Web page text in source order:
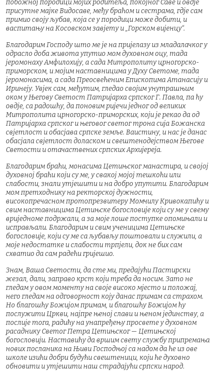
побожној породици мојих родитеља, покојног Саве и овдје
присутне мајке Видосаве, међу браћом и сестрама, гдје сам
примио своју љубав, која се у породици може добити, и
васпитању на Косовском завјету и „Горском вијенцу“.
Благодарим Господу што ме је на пријелазу из младалачког у
одрасло доба живота упутио мом духовном оцу, тада
јеромонаху Амфилохију, а сада Митрополиту црногорско-
приморском, и мојим наставницима у Духу Светоме, тада
јеромонасима, а сада Преосвећеним Епископима Атанасију и
Иринеју. Увјек сам, међутим, гледао својим унутрашњим
оком у Његову Светост Патријарха српског Г. Павла, па ћу
овдје, са радошћу, да поновим ријечи једног од великих
Митрополита црногорско-приморских, који је рекао да од
Патријарха српског и његовог светог трона сија Божанска
свјетлост и обасјава српске земље. Ваистину, и нас је данас
обасјала свјетлост доласком и свештенодејством Његове
Светости и отачаствених српских Архијереја.
Благодарим браћи, монасима Цетињског манастира, и својој
духовној браћи који су ме, у свакој мојој тешкоћи или
слабости, знали утјешити и на добро упутити. Благодарим
мом претходнику на ректорској дужности,
високопречасном протопрезвитеру Момчилу Кривокапићу и
свим наставницима Цетињске богословије који су ме у свему
вриједноме подржали, а за моје лоше поступке опомињали и
исправљали. Благодарим и свим ученицима Цетињске
богословије, који су ме са љубављу поштовали и служили, а
моје недостатке и слабости трпјели, док не бих сам
схватио да сам радећи гријешио.
Знам, Ваша Светости, да сте ми, предајући Пастирски
жезал, дали, заправо крст који треба да носим. Зато не
гледам у овом моменту на своје високо мјесто и положај,
него гледам на одговорност коју данас примам са страхом.
Но благошћу Божијом примам, и благошћу Божијом ћу
послужити Цркви, најпре њеној слави и њеном јединству, а
послије тога, радићу на унапређењу просвете у духовном
расаднику Светог Петра Цетињског — Цетињској
богословији. Наставићу да вршим свету службу припремања
нових посланика на Њиви Господњој са надом да ће из ове
школе изићи добри будући свештеници, који ће духовно
обновити и утјешити наш страдајући српски народ.